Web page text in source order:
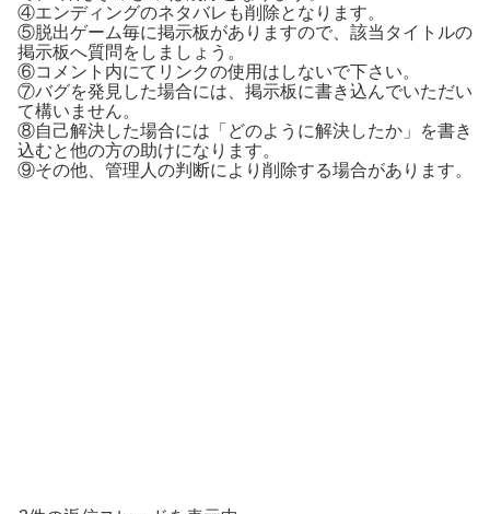
④エンディングのネタバレも削除となります。
⑤脱出ゲーム毎に掲示板がありますので、該当タイトルの
掲示板へ質問をしましょう。
⑥コメント内にてリンクの使用はしないで下さい。
⑦バグを発見した場合には、掲示板に書き込んでいただい
て構いません。
⑧自己解決した場合には「どのように解決したか」を書き
込むと他の方の助けになります。
⑨その他、管理人の判断により削除する場合があります。